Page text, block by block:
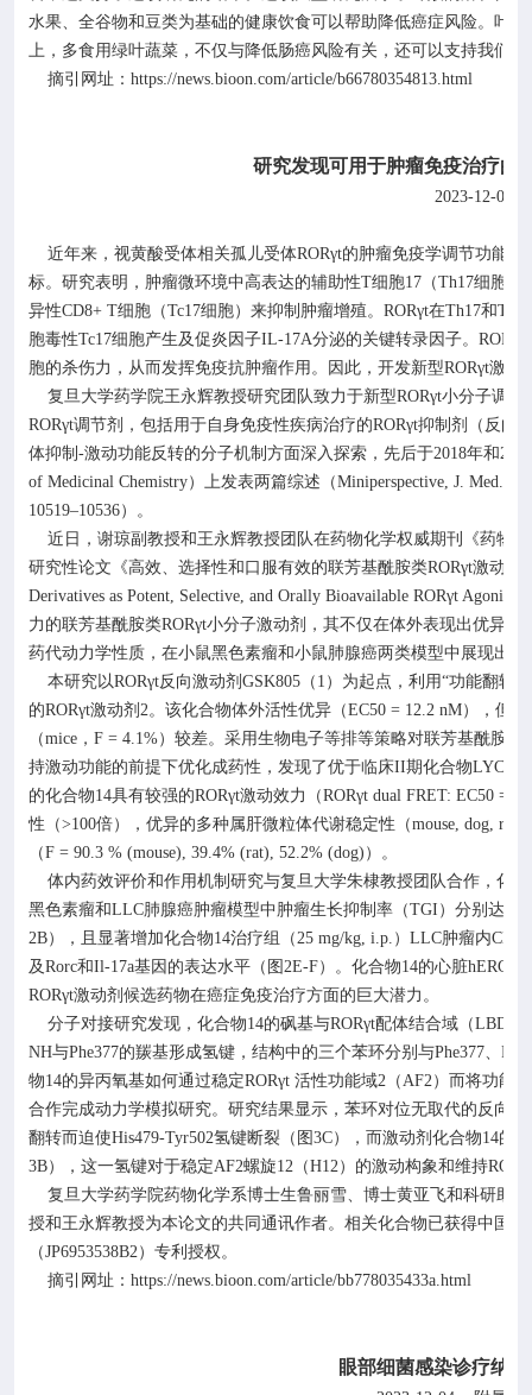
水果、全谷物和豆类为基础的健康饮食可以帮助降低癌症风险。叶
上，多食用绿叶蔬菜，不仅与降低肠癌风险有关，还可以支持我们的
摘引网址： https://news.bioon.com/article/b66780354813.html
研究发现可用于肿瘤免疫治疗的
2023-12-04
近年来，视黄酸受体相关孤儿受体RORγt的肿瘤免疫学调节功能受
标。研究表明，肿瘤微环境中高表达的辅助性T细胞17（Th17细胞）
异性CD8+ T细胞（Tc17细胞）来抑制肿瘤增殖。 RORγt在Th17和Tc17
胞毒性Tc17细胞产生及促炎因子IL-17A分泌的关键转录因子。 ROR
胞的杀伤力，从而发挥免疫抗肿瘤作用。因此，开发新型RORγt激动
复旦大学药学院王永辉教授研究团队致力于新型RORγt小分子调节
RORγt调节剂，包括用于自身免疫性疾病治疗的RORγt抑制剂（反向
体抑制 -激动功能反转的分子机制方面深入探索，先后于2018年和2021
of Medicinal Chemistry）上发表两篇综述（Miniperspective, J. Med.
10519–10536）。
近日，谢琼副教授和王永辉教授团队在药物化学权威期刊《药物
研究性论文《高效、选择性和口服有效的联芳基酰胺类RORγt激动剂
Derivatives as Potent, Selective, and Orally Bioavailable RORγt Agonists
力的联芳基酰胺类RORγt小分子激动剂，其不仅在体外表现出优异的
药代动力学性质，在小鼠黑色素瘤和小鼠肺腺癌两类模型中展现出
本研究以RORγt反向激动剂 GSK805（ 1 ）为起点，利用“功能翻转
的RORγt激动剂 2。该化合物体外活性优异（EC50 = 12.2 nM），但
（mice， F = 4.1%）较差。采用生物电子等排等策略对联芳基酰胺
持激动功能的前提下优化成药性，发现了优于临床II期化合物LYC-
的化合物14具有较强的RORγt激动效力（RORγt dual FRET: EC50 =
性（>100倍），优异的多种属肝微粒体代谢稳定性（mouse, dog, rat
（F = 90.3 % (mouse), 39.4% (rat), 52.2% (dog) ）。
体内药效评价和作用机制研究与复旦大学朱棣教授团队合作，化
黑色素瘤和LLC肺腺癌肿瘤模型中肿瘤生长抑制率（TGI ）分别达到
2B），且显著增加化合物14治疗组（25 mg/kg, i.p. ） LLC肿瘤内
及Rorc和Il-17a基因的表达水平（图 2E-F）。化合物14的心脏hERG
RORγt激动剂候选药物在癌症免疫治疗方面的巨大潜力。
分子对接研究发现，化合物14的砜基与RORγt配体结合域（LBD
NH与Phe377的羰基形成氢键，结构中的三个苯环分别与Phe377、
物14的异丙氧基如何通过稳定RORγt 活性功能域2（AF2）而将功能
合作完成动力学模拟研究。研究结果显示，苯环对位无取代的反向激
翻转而迫使His479-Tyr502氢键断裂（图 3C），而激动剂化合物14的
3B），这一氢键对于稳定AF2螺旋12（H12）的激动构象和维持ROR
复旦大学药学院药物化学系博士生鲁丽雪、博士黄亚飞和科研助
授和王永辉教授为本论文的共同通讯作者。相关化合物已获得中国（
（JP6953538B2）专利授权。
摘引网址： https://news.bioon.com/article/bb778035433a.html
眼部细菌感染诊疗纳